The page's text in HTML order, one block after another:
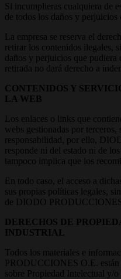
Si incumplieras cualquiera de
de todos los daños y perjuicios
La empresa se reserva el
retirar los contenidos ilegales,
daños y perjuicios que pudiera
retirada no dará derecho a
CONTENIDOS Y
LA WEB
Los enlaces o links que
webs gestionadas por
responsabilidad, por ello,
responde ni del estado ni de
tampoco implica que los
En todo caso, el acceso a
sus propias políticas legales,
de DIODO PRODUCCIONES
DERECHOS DE
INDUSTRIAL
Todos los materiales e
PRODUCCIONES O.E. están
sobre Propiedad Intelectual y/o